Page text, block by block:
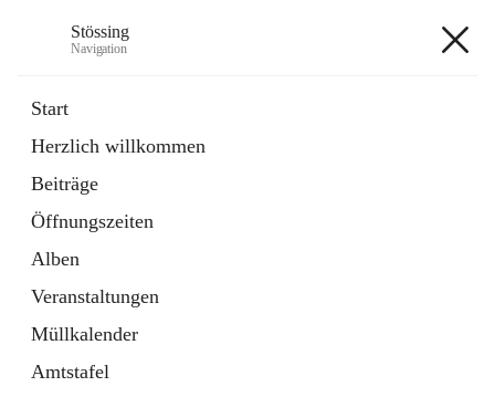
Stössing
Navigation
Start
Herzlich willkommen
Beiträge
Öffnungszeiten
Alben
Veranstaltungen
Müllkalender
Amtstafel
Datei
in
Tab
Kindergarten
öffnet
in
neuem
Tab